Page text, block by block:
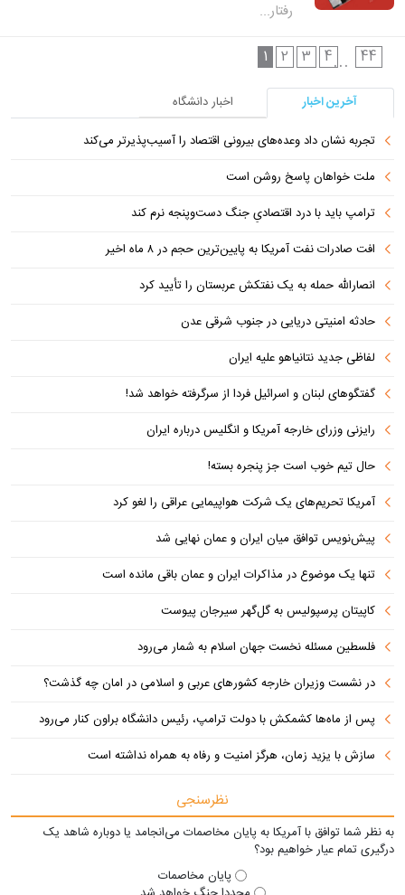
رفتار...
1
2 3 4... 44
آخرین اخبار
اخبار دانشگاه
تجربه نشان داد وعده‌های بیرونی اقتصاد را آسیب‌پذیرتر می‌کند
ملت خواهان پاسخ روشن است
ترامپ باید با درد اقتصادیِ جنگ دست‌و‌پنجه نرم کند
افت صادرات نفت آمریکا به پایین‌ترین حجم در ۸ ماه اخیر
انصارالله حمله به یک نفتکش عربستان را تأیید کرد
حادثه امنیتی دریایی در جنوب شرقی عدن
لفاظی جدید نتانیاهو علیه ایران
گفتگوهای لبنان و اسرائیل فردا از سرگرفته خواهد شد!
رایزنی وزرای خارجه آمریکا و انگلیس درباره ایران
حال تیم خوب است جز پنجره بسته!
آمریکا تحریم‌های یک شرکت هواپیمایی عراقی را لغو کرد
پیش‌نویس توافق میان ایران و عمان نهایی شد
تنها یک موضوع در مذاکرات ایران و عمان باقی مانده است
کاپیتان پرسپولیس به گل‌گهر سیرجان پیوست
فلسطین مسئله نخست جهان اسلام به شمار می‌رود
در نشست وزیران خارجه کشورهای عربی و اسلامی در امان چه گذشت؟
پس از ماه‌ها کشمکش با دولت ترامپ، رئیس دانشگاه براون کنار می‌رود
سازش با یزید زمان، هرگز امنیت و رفاه به همراه نداشته است
نظرسنجی
به نظر شما توافق با آمریکا به پایان مخاصمات می‌انجامد یا دوباره شاهد یک
درگیری تمام عیار خواهیم بود؟
پایان مخاصمات